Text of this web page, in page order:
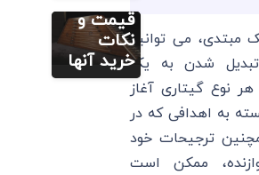
مبتدی، می توانید
تبدیل شدن به یک
نوع گیتاری آغاز
به اهدافی که در
ترجیحات خود
ممکن است
قیمت و
نکات
خرید آنها